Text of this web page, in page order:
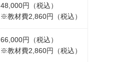
48,000円（税込）
※教材費2,860円（税込）
66,000円（税込）
※教材費2,860円（税込）